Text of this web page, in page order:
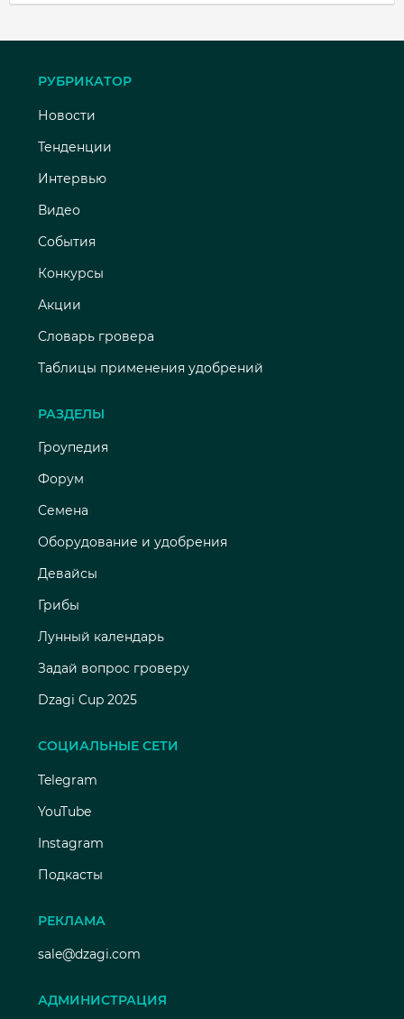
РУБРИКАТОР
Новости
Тенденции
Интервью
Видео
События
Конкурсы
Акции
Словарь гровера
Таблицы применения удобрений
РАЗДЕЛЫ
Гроупедия
Форум
Семена
Оборудование и удобрения
Девайсы
Грибы
Лунный календарь
Задай вопрос гроверу
Dzagi Cup 2025
СОЦИАЛЬНЫЕ СЕТИ
Telegram
YouTube
Instagram
Подкасты
РЕКЛАМА
sale@dzagi.com
АДМИНИСТРАЦИЯ